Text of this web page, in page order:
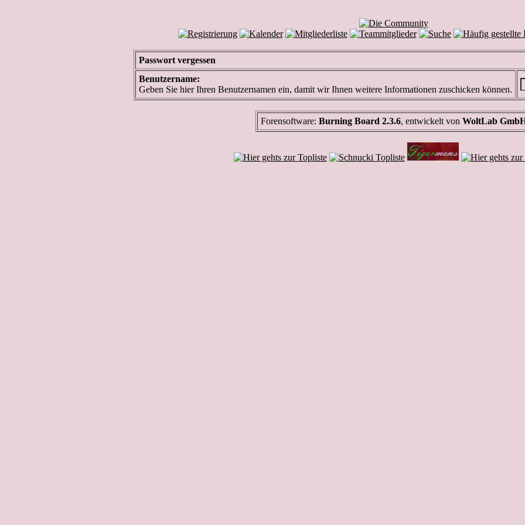
Passwort vergessen
Benutzername:
Geben Sie hier Ihren Benutzernamen ein, damit wir Ihnen weitere Informationen zuschicken können.
Forensoftware: Burning Board 2.3.6, entwickelt von WoltLab